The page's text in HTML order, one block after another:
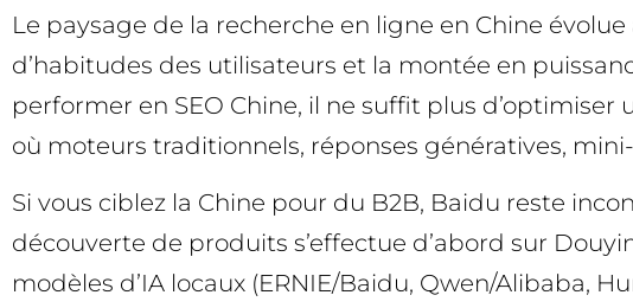
Le paysage de la recherche en ligne en Chine
d’habitudes des utilisateurs et la montée en
performer en SEO Chine, il ne suffit plus
où moteurs traditionnels, réponses génératives,
Si vous ciblez la Chine pour du B2B, Baidu reste
découverte de produits s’effectue d’abord sur
modèles d’IA locaux (ERNIE/Baidu, Qwen/Alibaba,